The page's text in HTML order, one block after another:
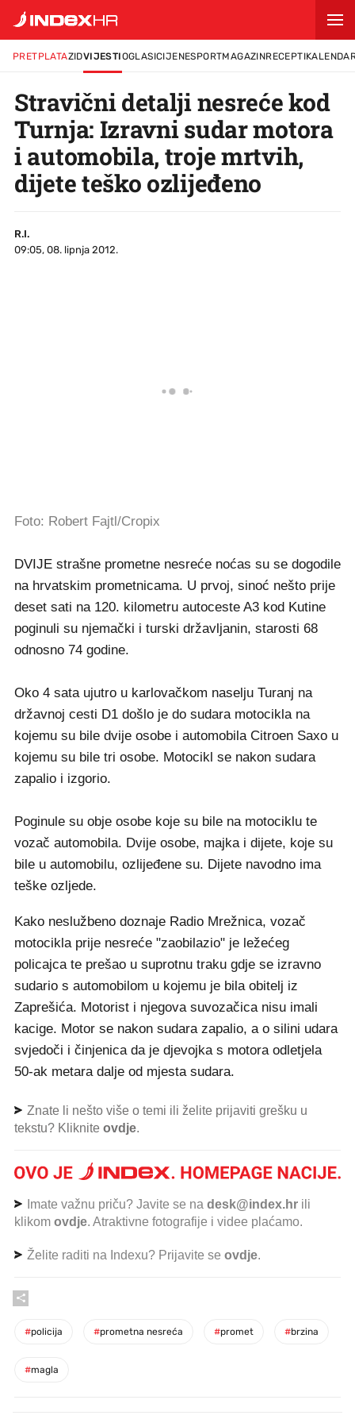
PRETPLATAZIDVIJESTIOGLASICIJENESPORTMAGAZINRECEPTI
Stravični detalji nesreće kod
Turnja: Izravni sudar motora
i automobila, troje mrtvih,
dijete teško ozlijeđeno
R.I.
09:05, 08. lipnja 2012.
Foto: Robert Fajtl/Cropix
DVIJE strašne prometne nesreće noćas su se dogodile
na hrvatskim prometnicama. U prvoj, sinoć nešto prije
deset sati na 120. kilometru autoceste A3 kod Kutine
poginuli su njemački i turski državljanin, starosti 68
odnosno 74 godine.
Oko 4 sata ujutro u karlovačkom naselju Turanj na
državnoj cesti D1 došlo je do sudara motocikla na
kojemu su bile dvije osobe i automobila Citroen Saxo u
kojemu su bile tri osobe. Motocikl se nakon sudara
zapalio i izgorio.
Poginule su obje osobe koje su bile na motociklu te
vozač automobila. Dvije osobe, majka i dijete, koje su
bile u automobilu, ozlijeđene su. Dijete navodno ima
teške ozljede.
Kako neslužbeno doznaje Radio Mrežnica, vozač
motocikla prije nesreće "zaobilazio" je ležećeg
policajca te prešao u suprotnu traku gdje se izravno
sudario s automobilom u kojemu je bila obitelj iz
Zaprešića. Motorist i njegova suvozačica nisu imali
kacige. Motor se nakon sudara zapalio, a o silini udara
svjedoči i činjenica da je djevojka s motora odletjela
50-ak metara dalje od mjesta sudara.
Znate li nešto više o temi ili želite prijaviti grešku u
tekstu? Kliknite ovdje.
Imate važnu priču? Javite se na desk@index.hr ili
klikom ovdje. Atraktivne fotografije i videe plaćamo.
Želite raditi na Indexu? Prijavite se ovdje.
#policija #prometna nesreća #promet #brzina
#magla